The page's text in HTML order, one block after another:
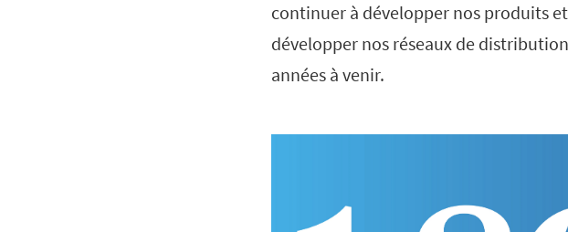
continuer à développer nos produits
développer nos réseaux de
années à venir.